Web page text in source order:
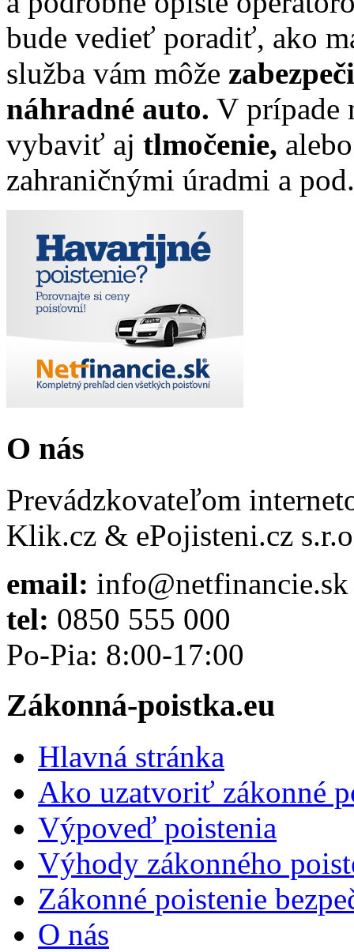
bude vedieť poradiť, ako
služba vám môže
náhradné auto. V prípade
vybaviť aj tlmočenie,
zahraničnými úradmi a pod.
O nás
Prevádzkovateľom
Klik.cz & ePojisteni.cz
email: info@netfinancie.sk
tel: 0850 555 000
Po-Pia: 8:00-17:00
Zákonná-poistka.eu
Hlavná stránka
Ako uzatvoriť zákonné
Výpoveď poistenia
Výhody zákonného
Zákonné poistenie
O nás